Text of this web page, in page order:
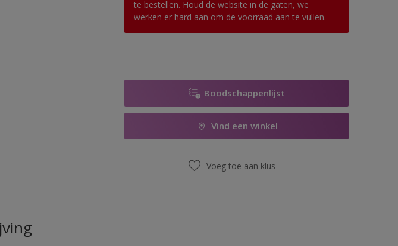
te bestellen. Houd de website in de gaten, we
werken er hard aan om de voorraad aan te vullen.
Boodschappenlijst
Vind een winkel
Voeg toe aan klus